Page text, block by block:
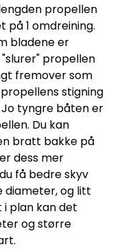
propellen
på 1 omdreining.
bladene er
propellen
fremover som
stigning
tyngre båten er
Du kan
bratt bakke på
dess mer
få bedre skyv
diameter, og litt
i plan kan det
og større